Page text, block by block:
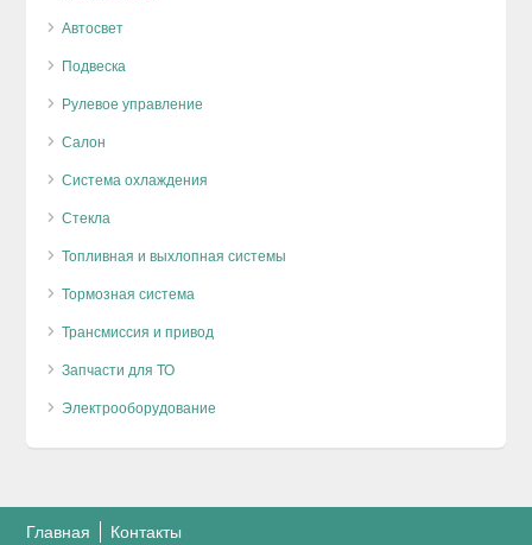
Автосвет
Подвеска
Рулевое управление
Салон
Система охлаждения
Стекла
Топливная и выхлопная системы
Тормозная система
Трансмиссия и привод
Запчасти для ТО
Электрооборудование
Главная Контакты